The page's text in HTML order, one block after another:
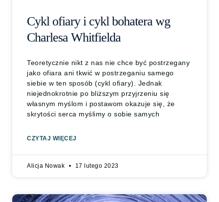
Cykl ofiary i cykl bohatera wg
Charlesa Whitfielda
Teoretycznie nikt z nas nie chce być postrzegany
jako ofiara ani tkwić w postrzeganiu samego
siebie w ten sposób (cykl ofiary). Jednak
niejednokrotnie po bliższym przyjrzeniu się
własnym myślom i postawom okazuje się, że
skrytości serca myślimy o sobie samych
CZYTAJ WIĘCEJ
Alicja Nowak 17 lutego 2023